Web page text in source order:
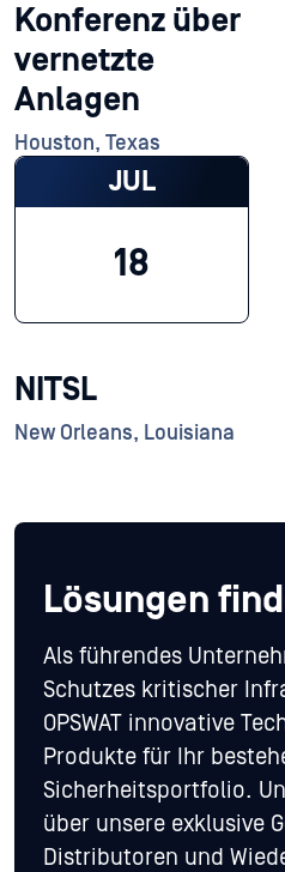
Konferenz über
vernetzte
Anlagen
Houston, Texas
JUL
18
NITSL
New Orleans, Louisiana
Lösungen
Als führendes
Schutzes kritischer
OPSWAT innovative
Produkte für Ihr
Sicherheitsportfolio.
über unsere exklusive
Distributoren und